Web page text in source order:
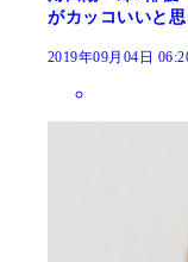
がカッコいいと思
2019年09月04日